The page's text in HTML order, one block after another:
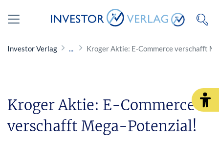
Investor Verlag Kroger Aktie: E-Commerce verschafft
Kroger Aktie: E-Commerce
verschafft Mega-Potenzial!